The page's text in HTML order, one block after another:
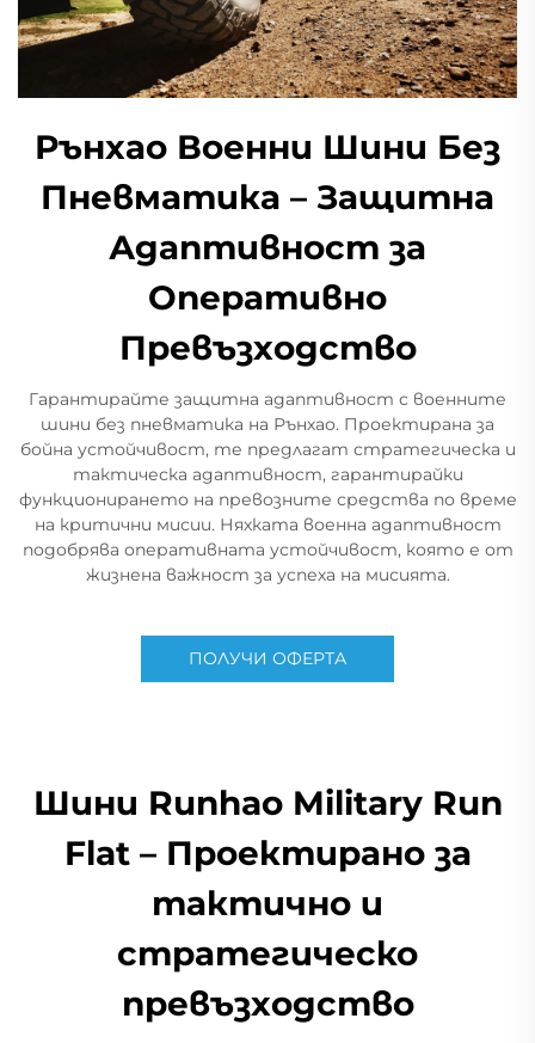
Рънхао Военни Шини Без
Пневматика – Защитна
Адаптивност за
Оперативно
Превъзходство
Гарантирайте защитна адаптивност с военните
шини без пневматика на Рънхао. Проектирана за
бойна устойчивост, те предлагат стратегическа и
тактическа адаптивност, гарантирайки
функционирането на превозните средства по време
на критични мисии. Няхката военна адаптивност
подобрява оперативната устойчивост, която е от
жизнена важност за успеха на мисията.
ПОЛУЧИ ОФЕРТА
Шини Runhao Military Run
Flat – Проектирано за
тактично и
стратегическо
превъзходство